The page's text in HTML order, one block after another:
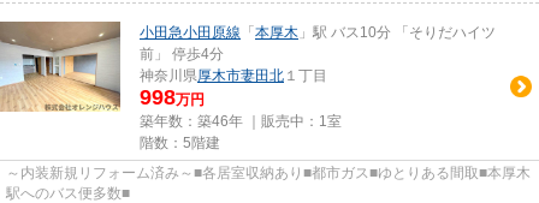
小田急小田原線 「 本厚木 」駅 バス10分 「そりだハイツ
前」 停歩4分
神奈川県厚木市妻田北 １丁目
998万円
築年数：築46年 ｜販売中： 1室
階数：5階建
～内装新規リフォーム済み～■各居室収納あり■都市ガス■ゆとりある間取■本厚木
駅へのバス便多数■